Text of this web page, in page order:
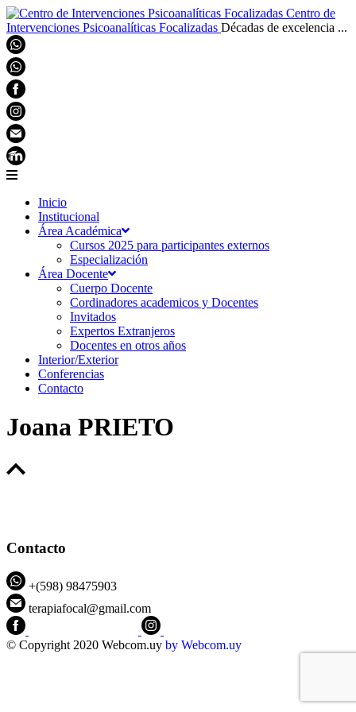
Centro de
Intervenciones Psicoanalíticas Focalizadas Décadas de excelencia ...
Inicio
Institucional
Área Académica
Cursos 2025 para participantes externos
Especialización
Área Docente
Cuerpo Docente
Cordinadores academicos y Docentes
Invitados
Expertos Extranjeros
Docentes en otros años
Interior/Exterior
Conferencias
Contacto
Joana PRIETO
Contacto
+(598) 98475903
terapiafocal@gmail.com
© Copyright 2020 Webcom.uy by Webcom.uy